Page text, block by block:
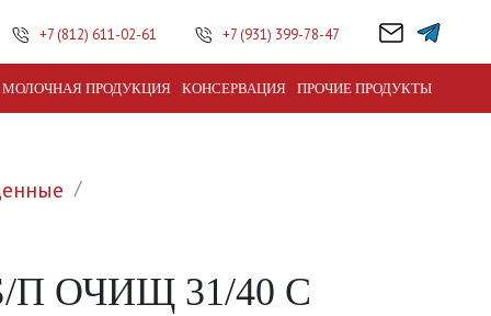
+7 (812) 611-02-61 +7 (931) 399-78-47
МОЛОЧНАЯ ПРОДУКЦИЯ КОНСЕРВАЦИЯ ПРОЧИЕ ПРОДУКТЫ
П ОЧИЩ 31/40 С